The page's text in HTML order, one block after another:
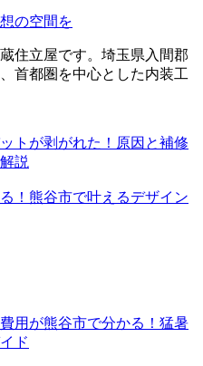
の空間を
住立屋です。埼玉県入間郡
首都圏を中心とした内装工
トが剥がれた！原因と補修
説
！熊谷市で叶えるデザイン
用が熊谷市で分かる！猛暑
ド